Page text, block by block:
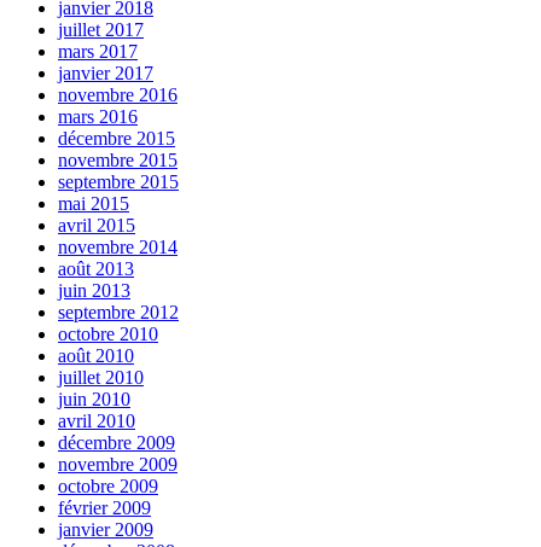
janvier 2018
juillet 2017
mars 2017
janvier 2017
novembre 2016
mars 2016
décembre 2015
novembre 2015
septembre 2015
mai 2015
avril 2015
novembre 2014
août 2013
juin 2013
septembre 2012
octobre 2010
août 2010
juillet 2010
juin 2010
avril 2010
décembre 2009
novembre 2009
octobre 2009
février 2009
janvier 2009